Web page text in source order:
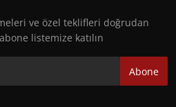
ve özel teklifleri doğrudan
listemize katılın
Abone